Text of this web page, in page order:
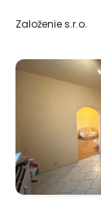
Založenie s.r.o.